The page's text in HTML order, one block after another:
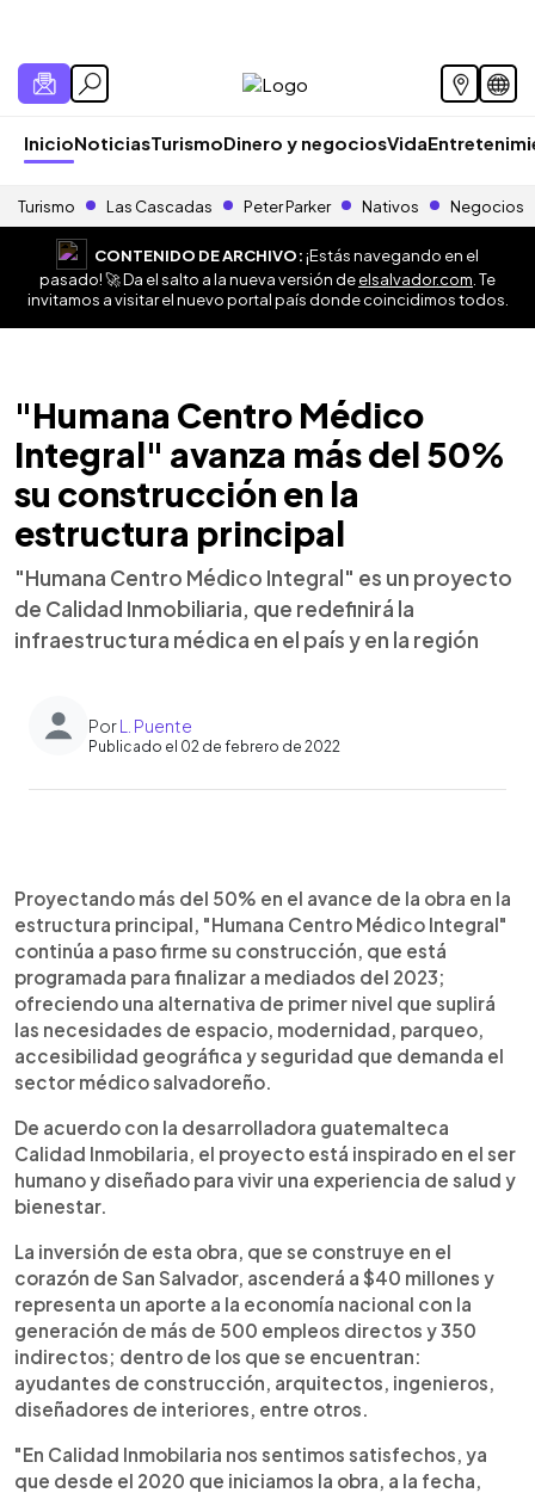
InicioNoticiasTurismoDinero y negociosVida
Turismo Las Cascadas Peter Parker Nativos Negocios
CONTENIDO DE ARCHIVO:¡Estás navegando en el
pasado! 🚀 Da el salto a la nueva versión deelsalvador.com . Te
invitamos a visitar el nuevo portal país donde coincidimos todos.
"Humana Centro Médico
Integral" avanza más del 50%
su construcción en la
estructura principal
"Humana Centro Médico Integral" es un proyecto
de Calidad Inmobiliaria, que redefinirá la
infraestructura médica en el país y en la región
PorL. Puente
Publicado el 02 de febrero de 2022
► Escuchar artículo
Proyectando más del 50% en el avance de la obra en la
estructura principal, "Humana Centro Médico Integral"
continúa a paso firme su construcción, que está
programada para finalizar a mediados del 2023;
ofreciendo una alternativa de primer nivel que suplirá
las necesidades de espacio, modernidad, parqueo,
accesibilidad geográfica y seguridad que demanda el
sector médico salvadoreño.
De acuerdo con la desarrolladora guatemalteca
Calidad Inmobilaria, el proyecto está inspirado en el ser
humano y diseñado para vivir una experiencia de salud y
bienestar.
La inversión de esta obra, que se construye en el
corazón de San Salvador, ascenderá a $40 millones y
representa un aporte a la economía nacional con la
generación de más de 500 empleos directos y 350
indirectos; dentro de los que se encuentran:
ayudantes de construcción, arquitectos, ingenieros,
diseñadores de interiores, entre otros.
"En Calidad Inmobilaria nos sentimos satisfechos, ya
que desde el 2020 que iniciamos la obra, a la fecha,